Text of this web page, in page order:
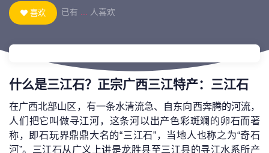
喜欢 已有 人喜欢
什么是三江石？正宗广西三江特产：三江石
在广西北部山区，有一条水清流急、自东向西奔腾的河流，
人们把它叫做寻江河，这条河以出产色彩斑斓的卵石而著
称，即石玩界鼎鼎大名的“三江石”，当地人也称之为“奇石
河”。三江石从广义上讲是龙胜县至三江县的寻江水系所产